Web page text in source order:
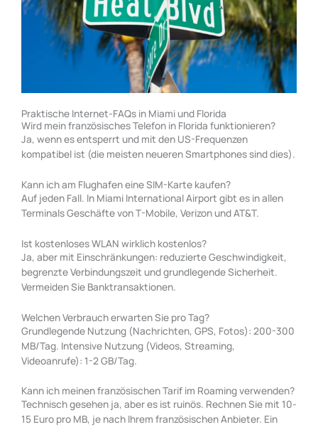
Praktische Internet-FAQs in Miami und Florida
Wird mein französisches Telefon in Florida funktionieren?
Ja, wenn es entsperrt und mit den US-Frequenzen
kompatibel ist (die meisten neueren Smartphones sind dies).
Kann ich am Flughafen eine SIM-Karte kaufen?
Auf jeden Fall. In Miami International Airport gibt es in allen
Terminals Geschäfte von T-Mobile, Verizon und AT&T.
Ist kostenloses WLAN wirklich kostenlos?
Ja, aber mit Einschränkungen: reduzierte Geschwindigkeit,
begrenzte Verbindungszeit und grundlegende Sicherheit.
Vermeiden Sie Banktransaktionen.
Welchen Verbrauch erwarten Sie pro Tag?
Grundlegende Nutzung (Nachrichten, GPS, Fotos): 200-300
MB/Tag. Intensive Nutzung (Videos, Streaming,
Videoanrufe): 1-2 GB/Tag.
Kann ich meinen französischen Tarif im Roaming verwenden?
Technisch gesehen ja, aber es ist ruinös. Rechnen Sie mit 10-
15 Euro pro MB, je nach Ihrem französischen Anbieter. Ein